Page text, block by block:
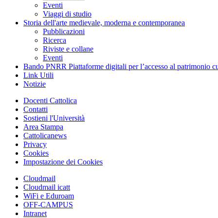
Eventi
Viaggi di studio
Storia dell'arte medievale, moderna e contemporanea
Pubblicazioni
Ricerca
Riviste e collane
Eventi
Bando PNRR Piattaforme digitali per l’accesso al patrimonio
Link Utili
Notizie
Docenti Cattolica
Contatti
Sostieni l'Università
Area Stampa
Cattolicanews
Privacy
Cookies
Impostazione dei Cookies
Cloudmail
Cloudmail icatt
WiFi e Eduroam
OFF-CAMPUS
Intranet